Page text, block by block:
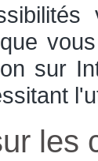
sur
les